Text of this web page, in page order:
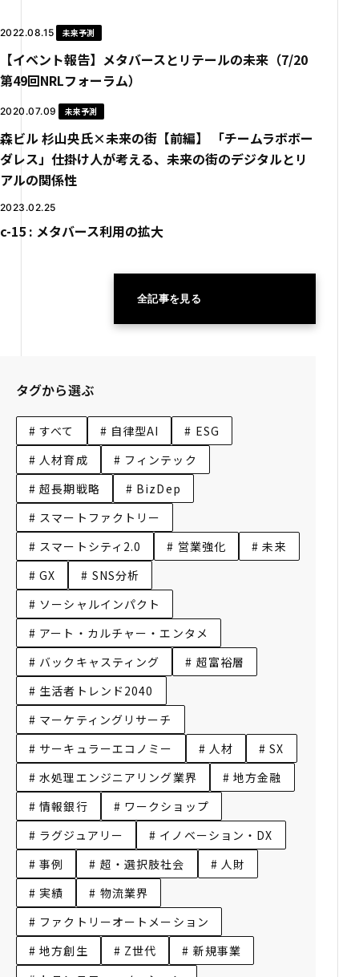
2022.08.15 未来予測
【イベント報告】メタバースとリテールの未来（7/20
第49回NRLフォーラム）
2020.07.09 未来予測
森ビル 杉山央氏×未来の街【前編】 「チームラボボー
ダレス」仕掛け人が考える、未来の街のデジタルとリ
アルの関係性
2023.02.25
c-15 : メタバース利用の拡大
全記事を見る
タグから選ぶ
# すべて # 自律型AI
# ESG
# 人材育成
# フィンテック
# 超長期戦略
# BizDep
# スマートファクトリー
# スマートシティ2.0
# 営業強化
# 未来
# GX
# SNS分析
# ソーシャルインパクト
# アート・カルチャー・エンタメ
# バックキャスティング
# 超富裕層
# 生活者トレンド2040
# マーケティングリサーチ
# サーキュラーエコノミー
# 人材
# SX
# 水処理エンジニアリング業界
# 地方金融
# 情報銀行
# ワークショップ
# ラグジュアリー
# イノベーション・DX
# 事例
# 超・選択肢社会
# 人財
# 実績
# 物流業界
# ファクトリーオートメーション
# 地方創生
# Z世代
# 新規事業